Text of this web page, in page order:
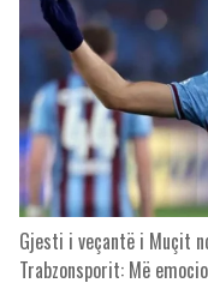
Gjesti i veçantë i Muçit
Trabzonsporit: Më